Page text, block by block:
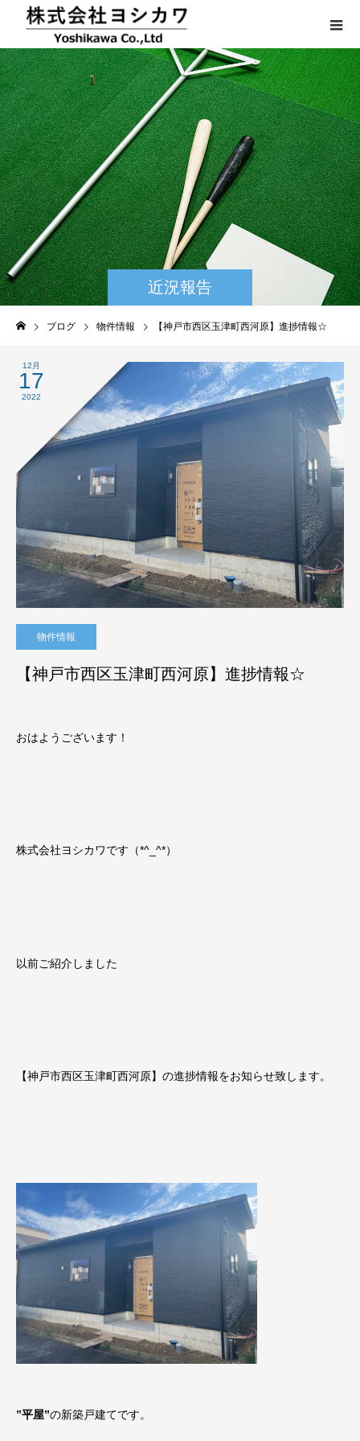
近況報告
ブログ 物件情報 【神戸市西区玉津町西河原】進捗情報☆
12月
17
2022
物件情報
【神戸市西区玉津町西河原】進捗情報☆
おはようございます！
株式会社ヨシカワです（*^_^*）
以前ご紹介しました
【神戸市西区玉津町西河原】の進捗情報をお知らせ致します。
”平屋”の新築戸建てです。